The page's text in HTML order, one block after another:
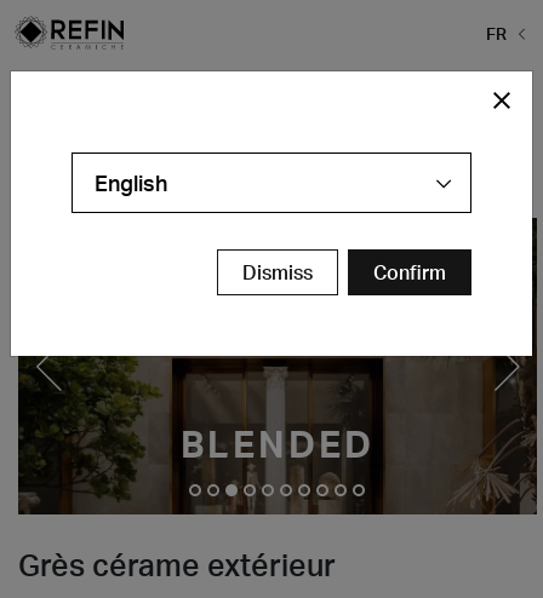
FR
Carrelage Extérieur
BLENDED
CARRELAGE EXTÉRIEUR
Grès cérame extérieur
English
Dismiss Confirm